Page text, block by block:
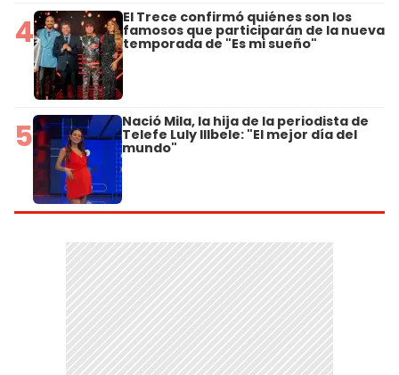
4 El Trece confirmó quiénes son los
famosos que participarán de la nueva
temporada de "Es mi sueño"
5 Nació Mila, la hija de la periodista de
Telefe Luly Illbele: "El mejor día del
mundo"